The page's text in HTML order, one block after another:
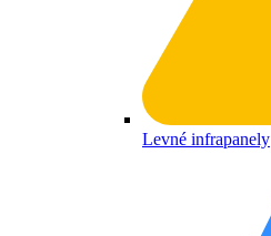
Levné infrapanely